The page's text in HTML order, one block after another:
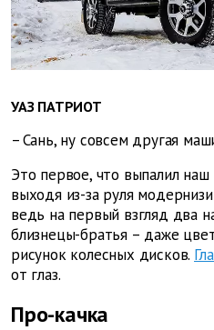
УАЗ ПАТРИОТ
– Сань, ну совсем другая
Это первое, что выпалил
выходя из-за руля
ведь на первый взгляд два
близнецы-братья – даже
рисунок колесных дисков.
от глаз.
Про-качка